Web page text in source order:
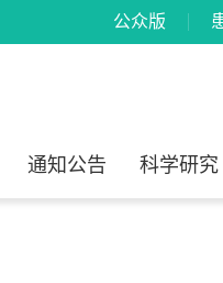
公众版
通知公告 科学研究